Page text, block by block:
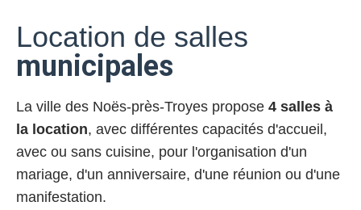
Location de salles
municipales
La ville des Noës-près-Troyes propose 4 salles à
la location, avec différentes capacités d'accueil,
avec ou sans cuisine, pour l'organisation d'un
mariage, d'un anniversaire, d'une réunion ou d'une
manifestation.